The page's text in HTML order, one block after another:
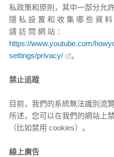
私政策和原則，其中一部分允
隱 私 設 置 和 收 集 哪 些 資
請 訪 問 網 站 ：
https://www.youtube.com/
settings/privacy/
。
禁止追蹤
目前，我們的系統無法識別流
所述，您可以在我們的網站上
（比如禁用 cookies）。
線上廣告